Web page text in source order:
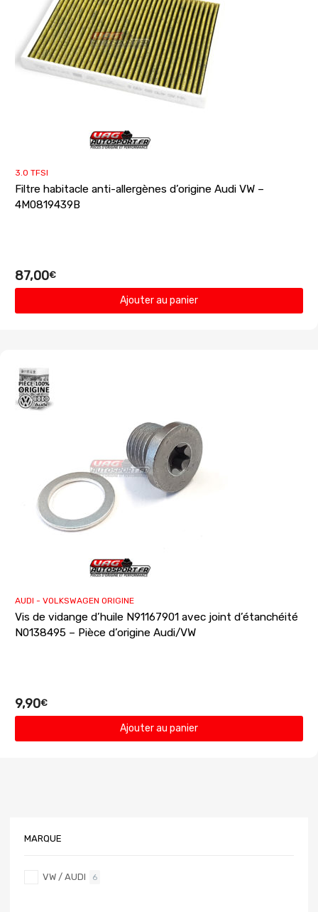
3.0 TFSI
Filtre habitacle anti-allergènes d’origine Audi VW –
4M0819439B
87,00€
Ajouter au panier
AUDI - VOLKSWAGEN ORIGINE
Vis de vidange d’huile N91167901 avec joint d’étanchéité
N0138495 – Pièce d’origine Audi/VW
9,90€
Ajouter au panier
MARQUE
VW / AUDI 6